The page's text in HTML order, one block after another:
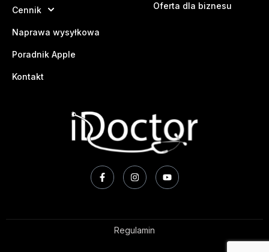
Cennik
Naprawa wysyłkowa
Poradnik Apple
Kontakt
Oferta dla biznesu
Regulamin